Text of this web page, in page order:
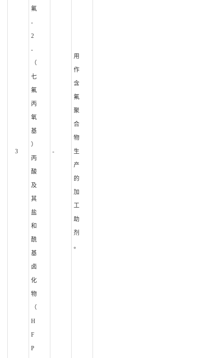
3
氟
-
2
-
（
七
氟
丙
氧
基
）
丙
酸
及
其
盐
和
酰
基
卤
化
物
（
H
F
P
-
用
作
含
氟
聚
合
物
生
产
的
加
工
助
剂
。